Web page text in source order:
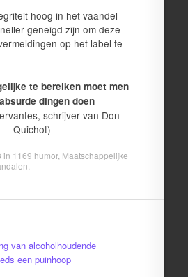
hoog in het vaandel
geneigd zijn om deze
op het label te
te bereiken moet men
dingen doen
schrijver van Don
Quichot)
in 1169 humor, Maatschappelijke
van alcoholhoudende
een puinhoop